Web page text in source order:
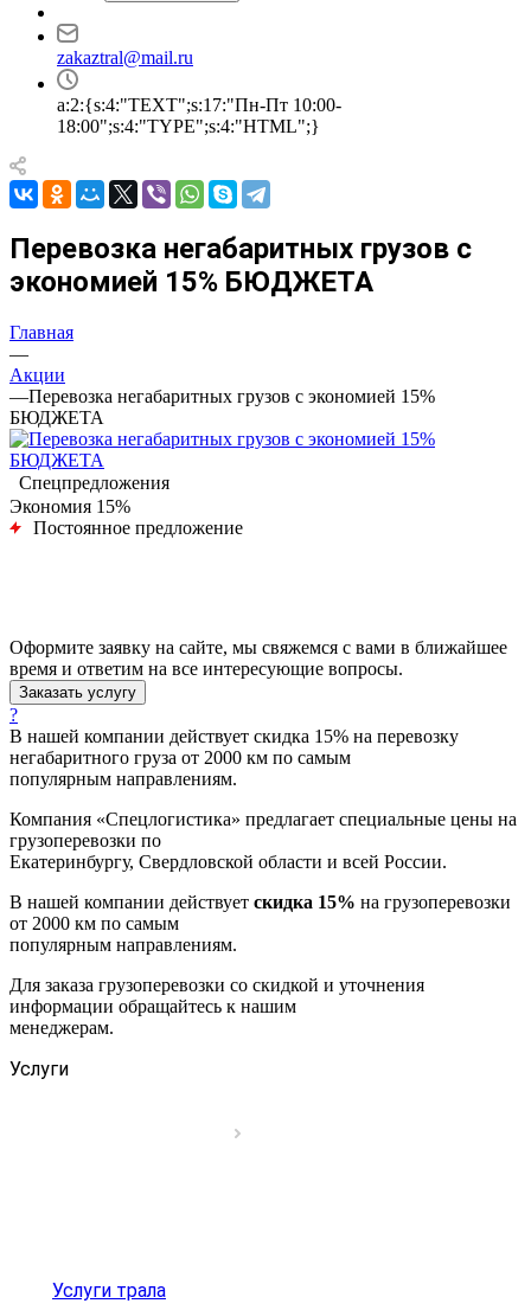
zakaztral@mail.ru
a:2:{s:4:"TEXT";s:17:"Пн-Пт 10:00-
18:00";s:4:"TYPE";s:4:"HTML";}
Перевозка негабаритных грузов с
экономией 15% БЮДЖЕТА
Главная
—
Акции
—Перевозка негабаритных грузов с экономией 15%
БЮДЖЕТА
Спецпредложения
Экономия 15%
Постоянное предложение
Оформите заявку на сайте, мы свяжемся с вами в ближайшее
время и ответим на все интересующие вопросы.
Заказать услугу
?
В нашей компании действует скидка 15% на перевозку
негабаритного груза от 2000 км по самым
популярным направлениям.
Компания «Спецлогистика» предлагает специальные цены на
грузоперевозки по
Екатеринбургу, Свердловской области и всей России.
В нашей компании действует скидка 15% на грузоперевозки
от 2000 км по самым
популярным направлениям.
Для заказа грузоперевозки со скидкой и уточнения
информации обращайтесь к нашим
менеджерам.
Услуги
Услуги трала